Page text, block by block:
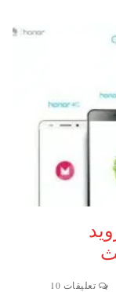
تعليقات 10